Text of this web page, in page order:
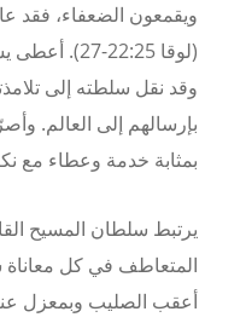
ويقمعون الضعفاء،
(لوقا
22:25
-
27). أعطى
وقد نقل سلطته إلى
بإرسالهم إلى العالم.
بمثابة خدمة وعطاء مع
يرتبط سلطان المسيح
المتعاطف في كل
أعقب الصليب وبمعزل